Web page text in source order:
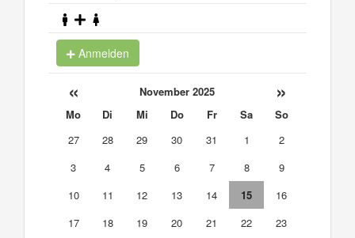
Anmelden
« November 2025 »
Mo Di Mi Do Fr Sa
So
27
28 29 30 31 1
2
3
4 5 6 7 8
9
10
11 12 13 14 15
16
17
18 19 20 21 22
23